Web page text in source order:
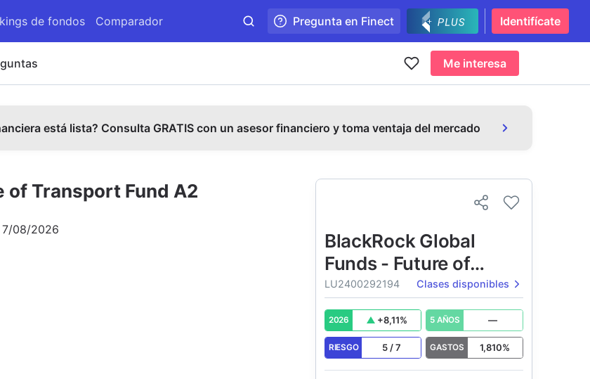
de fondos Comparador Pregunta en Finect Identifícate
Me interesa
está lista? Consulta GRATIS con un asesor financiero y toma ventaja del mercado
of Transport Fund A2
7/08/2026
BlackRock Global
Funds - Future of
Transport Fund
LU2400292194 Clases disponibles
2026 +8,11% 5 AÑOS —
RIESGO 5/7 GASTOS 1,810%